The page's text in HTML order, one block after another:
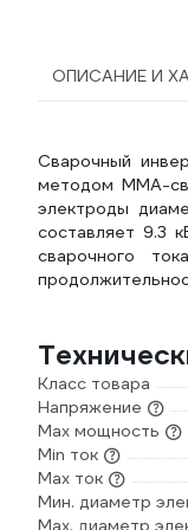
ОПИСАНИЕ И
Сварочный
методом ММА-
электроды
составляет 9.3
сварочного
Класс товара
Напряжение
Max мощность
Min ток
Max ток
Мин. диаметр
Мах. диаметр